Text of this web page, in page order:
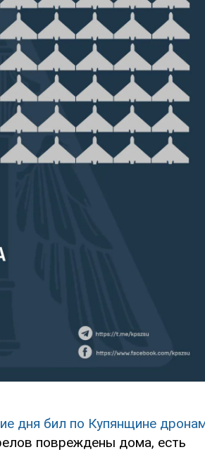
дня бил по Купянщине
повреждены дома, есть